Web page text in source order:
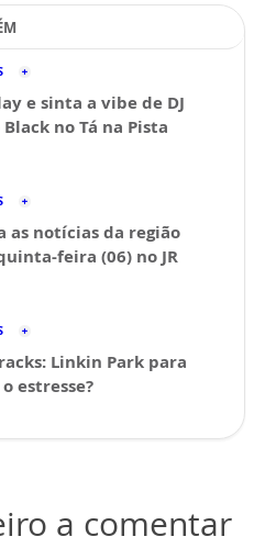
e sinta a vibe de DJ
no Tá na Pista
as notícias da região
feira (06) no JR
Linkin Park para
estresse?
a comentar